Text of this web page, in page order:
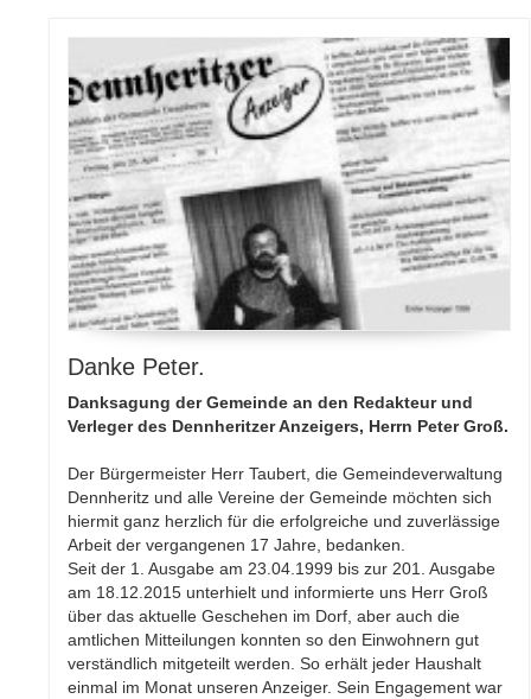
Danke Peter.
Danksagung der Gemeinde an den Redakteur und
Verleger des Dennheritzer Anzeigers, Herrn Peter Groß.
Der Bürgermeister Herr Taubert, die Gemeindeverwaltung
Dennheritz und alle Vereine der Gemeinde möchten sich
hiermit ganz herzlich für die erfolgreiche und zuverlässige
Arbeit der vergangenen 17 Jahre, bedanken.
Seit der 1. Ausgabe am 23.04.1999 bis zur 201. Ausgabe
am 18.12.2015 unterhielt und informierte uns Herr Groß
über das aktuelle Geschehen im Dorf, aber auch die
amtlichen Mitteilungen konnten so den Einwohnern gut
verständlich mitgeteilt werden. So erhält jeder Haushalt
einmal im Monat unseren Anzeiger. Sein Engagement war